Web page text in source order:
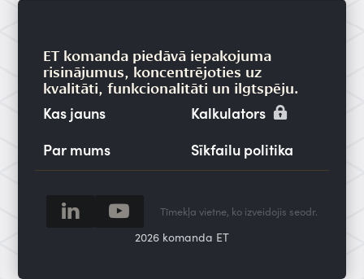
ET komanda piedāvā iepakojuma
risinājumus, koncentrējoties uz
kvalitāti, funkcionalitāti un ilgtspēju.
Kas jauns
Par mums
Kalkulators
Sīkfailu politika
2026 komanda ET